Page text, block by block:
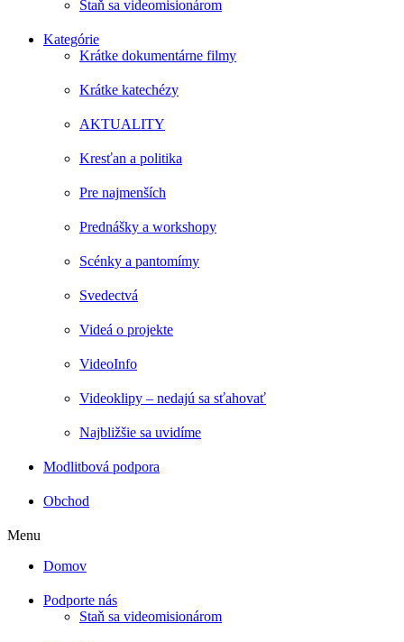
Staň sa videomisionárom
Kategórie
Krátke dokumentárne filmy
Krátke katechézy
AKTUALITY
Kresťan a politika
Pre najmenších
Prednášky a workshopy
Scénky a pantomímy
Svedectvá
Videá o projekte
VideoInfo
Videoklipy – nedajú sa sťahovať
Najbližšie sa uvidíme
Modlitbová podpora
Obchod
Menu
Domov
Podporte nás
Staň sa videomisionárom